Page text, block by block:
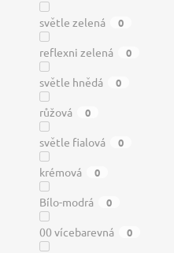
světle zelená 0
reflexni zelená 0
světle hnědá 0
růžová 0
světle fialová 0
krémová 0
Bílo-modrá 0
00 vícebarevná 0